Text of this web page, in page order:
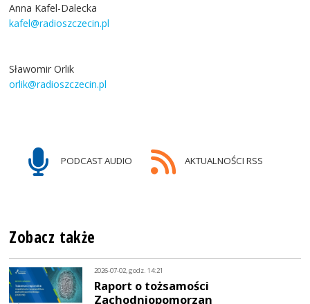
Anna Kafel-Dalecka
kafel@radioszczecin.pl
Sławomir Orlik
orlik@radioszczecin.pl
PODCAST AUDIO AKTUALNOŚCI RSS
Zobacz także
2026-07-02, godz. 14:21
Raport o tożsamości
Zachodniopomorzan